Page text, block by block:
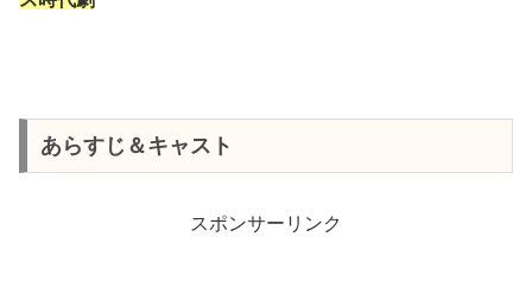
あらすじ＆キャスト
スポンサーリンク